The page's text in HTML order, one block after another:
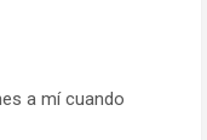
a mí cuando